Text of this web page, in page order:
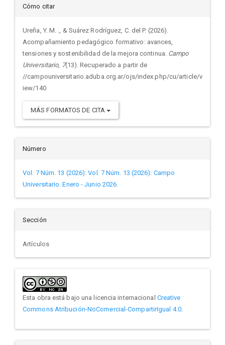
Detalles
del
artículo
Cómo citar
Ureña, Y. M. ., & Suárez Rodríguez, C. del P. (2026).
Acompañamiento pedagógico formativo: avances,
tensiones y sostenibilidad de la mejora continua. Campo
Universitario, 7(13). Recuperado a partir de
//campouniversitario.aduba.org.ar/ojs/index.php/cu/article/v
iew/140
MÁS FORMATOS DE CITA
Número
Vol. 7 Núm. 13 (2026): Vol. 7 Núm. 13 (2026): Campo
Universitario. Enero - Junio 2026.
Sección
Artículos
Esta obra está bajo una licencia internacional Creative
Commons Atribución-NoComercial-CompartirIgual 4.0.